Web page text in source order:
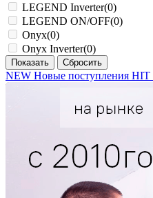
LEGEND Inverter(0)
LEGEND ON/OFF(0)
Onyx(0)
Onyx Inverter(0)
NEW Новые поступления HIT